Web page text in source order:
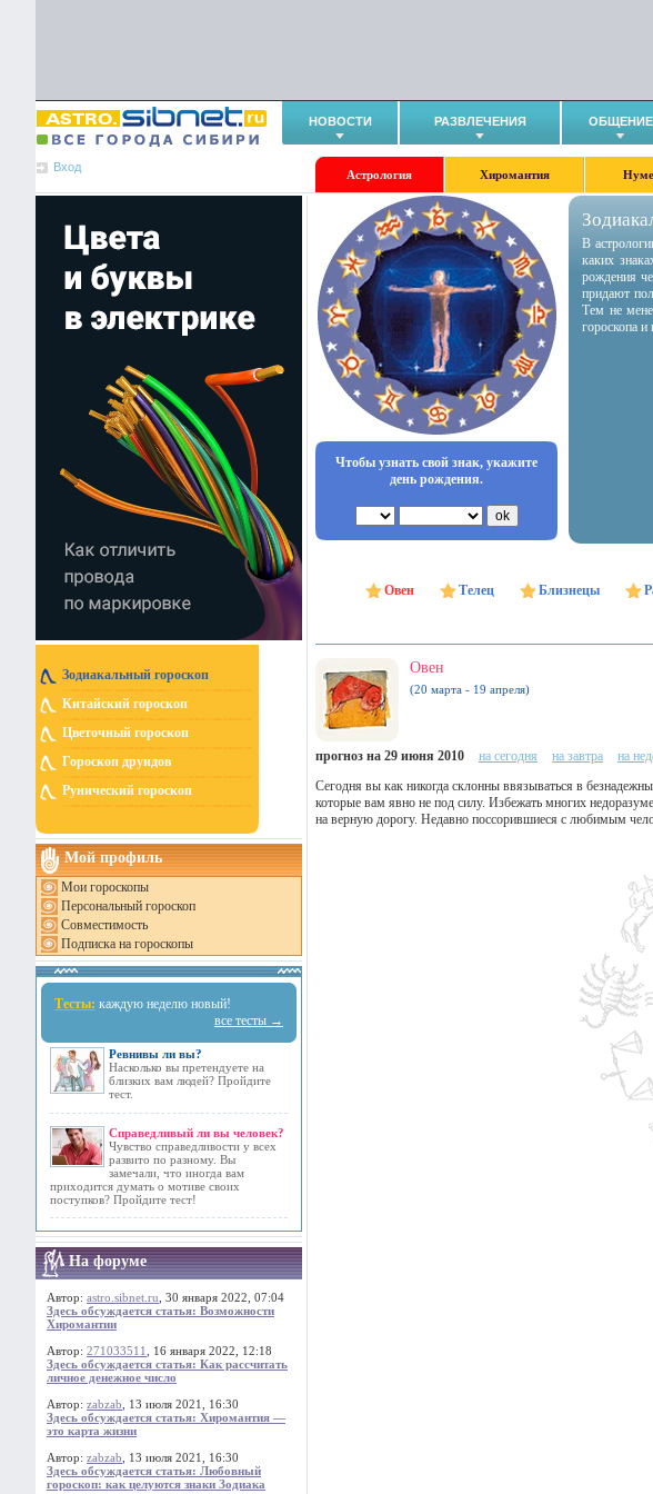
НОВОСТИ РАЗВЛЕЧЕНИЯ ОБЩЕНИЕ
Вход
Астрология Хиромантия
Зодиакальный гороскоп
Китайский гороскоп
Цветочный гороскоп
Гороскоп друидов
Рунический гороскоп
Мой профиль
Мои гороскопы
Персональный гороскоп
Совместимость
Подписка на гороскопы
Тесты: каждую неделю новый!
все тесты →
Ревнивы ли вы?
Насколько вы претендуете на
близких вам людей? Пройдите
тест.
Справедливый ли вы человек?
Чувство справедливости у всех
развито по разному. Вы
замечали, что иногда вам
приходится думать о мотиве своих
поступков? Пройдите тест!
На форуме
Автор: astro.sibnet.ru , 30 января 2022, 07:04
Здесь обсуждается статья: Возможности
Хиромантии
Автор: 271033511
, 16 января 2022, 12:18
Здесь обсуждается статья: Как рассчитать
личное денежное число
Автор: zabzab , 13 июля 2021, 16:30
Здесь обсуждается статья: Хиромантия —
это карта жизни
Автор: zabzab , 13 июля 2021, 16:30
Здесь обсуждается статья: Любовный
гороскоп: как целуются знаки Зодиака
Чтобы узнать свой знак, укажите
день рождения.
В
каких
рождения
придают
Тем не
гороскопа и
Овен Телец Близнецы
Овен
(20 марта - 19 апреля)
прогноз на 29 июня 2010 на сегодня на завтра на
Сегодня вы как никогда склонны ввязываться в
которые вам явно не под силу. Избежать многих
на верную дорогу. Недавно поссорившиеся с любимым